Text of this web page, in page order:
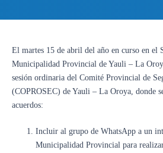
El martes 15 de abril del año en curso en el
Municipalidad Provincial de Yauli – La
sesión ordinaria del Comité Provincial de
(COPROSEC) de Yauli – La Oroya, donde
acuerdos:
Incluir al grupo de WhatsApp a un
Municipalidad Provincial para